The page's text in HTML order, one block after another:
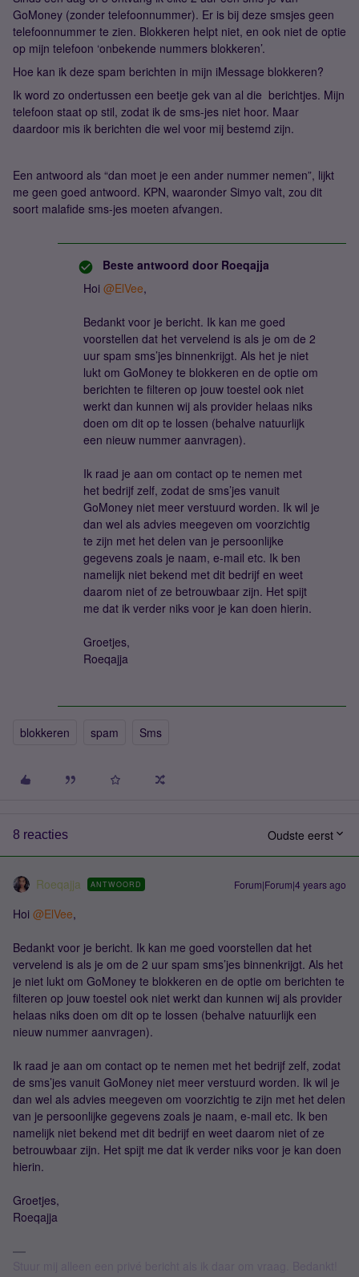
GoMoney (zonder telefoonnummer). Er is bij deze smsjes geen
telefoonnummer te zien. Blokkeren helpt niet, en ook niet de optie
op mijn telefoon ‘onbekende nummers blokkeren’.
Hoe kan ik deze spam berichten in mijn iMessage blokkeren?
Ik word zo ondertussen een beetje gek van al die berichtjes. Mijn
telefoon staat op stil, zodat ik de sms-jes niet hoor. Maar
daardoor mis ik berichten die wel voor mij bestemd zijn.
Een antwoord als “dan moet je een ander nummer nemen”, lijkt
me geen goed antwoord. KPN, waaronder Simyo valt, zou dit
soort malafide sms-jes moeten afvangen.
Beste antwoord door Roeqajja
Hoi @ElVee,
Bedankt voor je bericht. Ik kan me goed
voorstellen dat het vervelend is als je om de 2
uur spam sms’jes binnenkrijgt. Als het je niet
lukt om GoMoney te blokkeren en de optie om
berichten te filteren op jouw toestel ook niet
werkt dan kunnen wij als provider helaas niks
doen om dit op te lossen (behalve natuurlijk
een nieuw nummer aanvragen).
Ik raad je aan om contact op te nemen met
het bedrijf zelf, zodat de sms’jes vanuit
GoMoney niet meer verstuurd worden. Ik wil je
dan wel als advies meegeven om voorzichtig
te zijn met het delen van je persoonlijke
gegevens zoals je naam, e-mail etc. Ik ben
namelijk niet bekend met dit bedrijf en weet
daarom niet of ze betrouwbaar zijn. Het spijt
me dat ik verder niks voor je kan doen hierin.
Groetjes,
Roeqajja
blokkeren spam Sms
8 reacties Oudste eerst
Roeqajja ANTWOORD Forum|Forum|4 years ago
Hoi @ElVee,
Bedankt voor je bericht. Ik kan me goed voorstellen dat het
vervelend is als je om de 2 uur spam sms’jes binnenkrijgt. Als het
je niet lukt om GoMoney te blokkeren en de optie om berichten te
filteren op jouw toestel ook niet werkt dan kunnen wij als provider
helaas niks doen om dit op te lossen (behalve natuurlijk een
nieuw nummer aanvragen).
Ik raad je aan om contact op te nemen met het bedrijf zelf, zodat
de sms’jes vanuit GoMoney niet meer verstuurd worden. Ik wil je
dan wel als advies meegeven om voorzichtig te zijn met het delen
van je persoonlijke gegevens zoals je naam, e-mail etc. Ik ben
namelijk niet bekend met dit bedrijf en weet daarom niet of ze
betrouwbaar zijn. Het spijt me dat ik verder niks voor je kan doen
hierin.
Groetjes,
Roeqajja